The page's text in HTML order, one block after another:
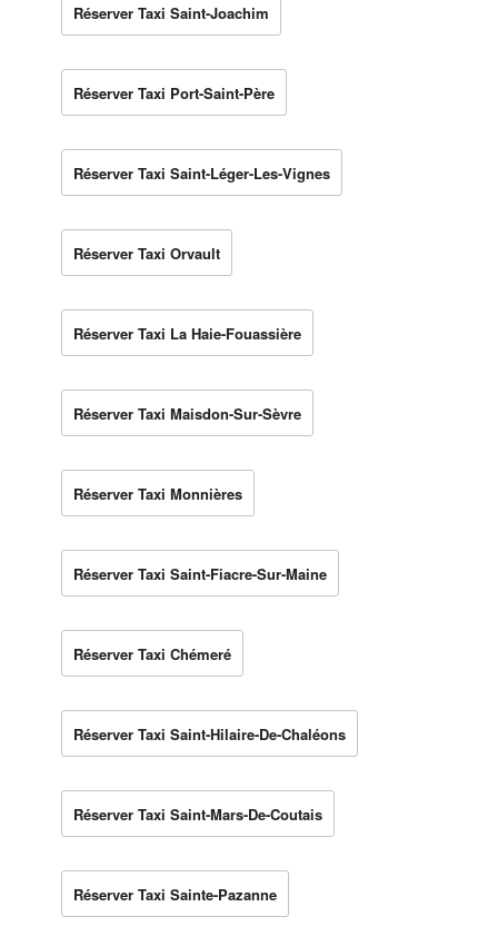
Réserver Taxi Saint-Joachim
Réserver Taxi Port-Saint-Père
Réserver Taxi Saint-Léger-Les-Vignes
Réserver Taxi Orvault
Réserver Taxi La Haie-Fouassière
Réserver Taxi Maisdon-Sur-Sèvre
Réserver Taxi Monnières
Réserver Taxi Saint-Fiacre-Sur-Maine
Réserver Taxi Chémeré
Réserver Taxi Saint-Hilaire-De-Chaléons
Réserver Taxi Saint-Mars-De-Coutais
Réserver Taxi Sainte-Pazanne